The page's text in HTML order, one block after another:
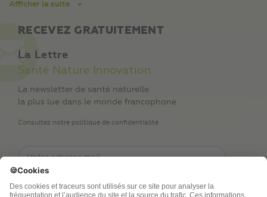
Afficher la suite
RECEVEZ GRATUITEMENT
La Lettre
Santé Nature Innovation
La newsletter de santé naturelle
la plus lue dans le monde francophone.
Consultez notre politique de confidentialité